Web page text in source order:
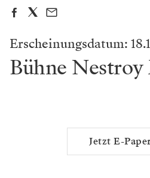
Erscheinungsdatum:
Bühne
Jetzt E-